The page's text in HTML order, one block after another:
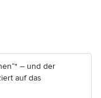
– und der
auf das